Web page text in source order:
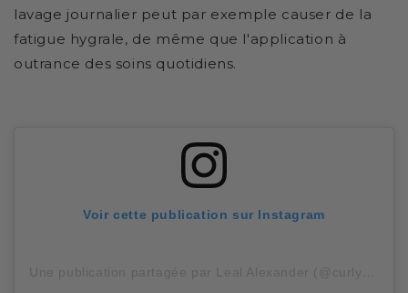
lavage journalier peut par exemple causer de la
fatigue hygrale, de même que l'application à
outrance des soins quotidiens.
Voir cette publication sur Instagram